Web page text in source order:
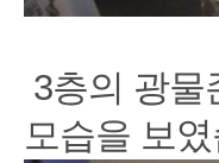
3층의 광물
모습을 보